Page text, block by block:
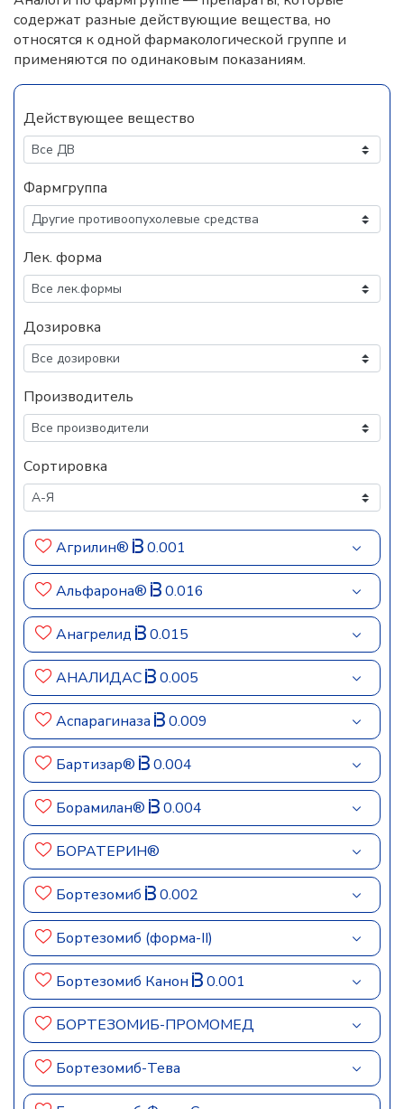
содержат разные действующие вещества, но
относятся к одной фармакологической группе и
применяются по одинаковым показаниям.
Действующее вещество
Фармгруппа
Лек. форма
Дозировка
Производитель
Сортировка
Агрилин® 0.001
Альфарона® 0.016
Анагрелид 0.015
АНАЛИДАС 0.005
Аспарагиназа 0.009
Бартизар® 0.004
Борамилан® 0.004
БОРАТЕРИН®
Бортезомиб 0.002
Бортезомиб (форма-II)
Бортезомиб Канон 0.001
БОРТЕЗОМИБ-ПРОМОМЕД
Бортезомиб-Тева